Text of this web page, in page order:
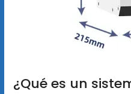
¿Qué es un